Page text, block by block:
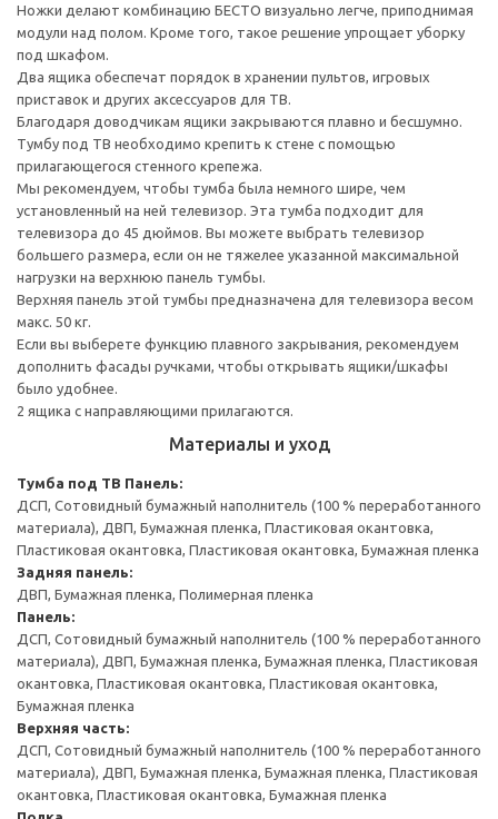
Ножки делают комбинацию БЕСТО визуально легче, приподнимая
модули над полом. Кроме того, такое решение упрощает уборку
под шкафом.
Два ящика обеспечат порядок в хранении пультов, игровых
приставок и других аксессуаров для ТВ.
Благодаря доводчикам ящики закрываются плавно и бесшумно.
Тумбу под ТВ необходимо крепить к стене с помощью
прилагающегося стенного крепежа.
Мы рекомендуем, чтобы тумба была немного шире, чем
установленный на ней телевизор. Эта тумба подходит для
телевизора до 45 дюймов. Вы можете выбрать телевизор
большего размера, если он не тяжелее указанной максимальной
нагрузки на верхнюю панель тумбы.
Верхняя панель этой тумбы предназначена для телевизора весом
макс. 50 кг.
Если вы выберете функцию плавного закрывания, рекомендуем
дополнить фасады ручками, чтобы открывать ящики/шкафы
было удобнее.
2 ящика с направляющими прилагаются.
Материалы и уход
Тумба под ТВ Панель:
ДСП, Сотовидный бумажный наполнитель (100 % переработанного
материала), ДВП, Бумажная пленка, Пластиковая окантовка,
Пластиковая окантовка, Пластиковая окантовка, Бумажная пленка
Задняя панель:
ДВП, Бумажная пленка, Полимерная пленка
Панель:
ДСП, Сотовидный бумажный наполнитель (100 % переработанного
материала), ДВП, Бумажная пленка, Бумажная пленка, Пластиковая
окантовка, Пластиковая окантовка, Пластиковая окантовка,
Бумажная пленка
Верхняя часть:
ДСП, Сотовидный бумажный наполнитель (100 % переработанного
материала), ДВП, Бумажная пленка, Бумажная пленка, Пластиковая
окантовка, Пластиковая окантовка, Бумажная пленка